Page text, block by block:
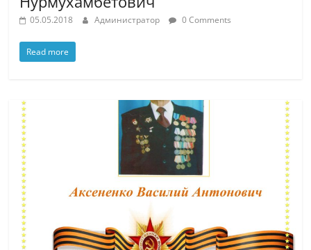
05.05.2018 Администратор 0 Comments
Read more